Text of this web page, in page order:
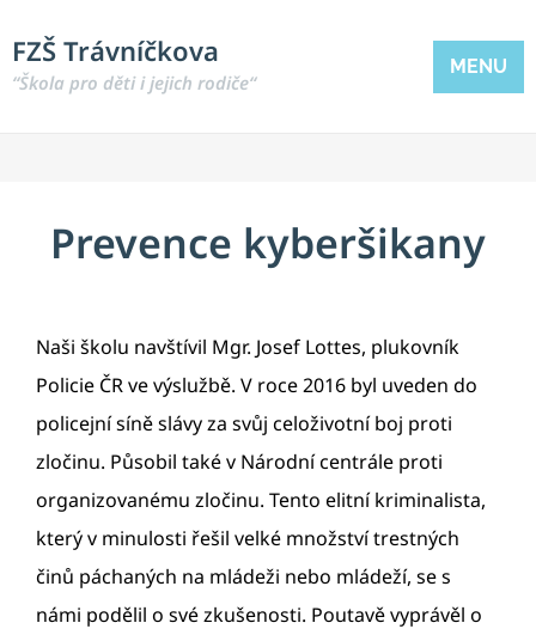
FZŠ Trávníčkova
“Škola pro děti i jejich rodiče“
MENU
Prevence kyberšikany
Naši školu navštívil Mgr. Josef Lottes, plukovník
Policie ČR ve výslužbě. V roce 2016 byl uveden do
policejní síně slávy za svůj celoživotní boj proti
zločinu. Působil také v Národní centrále proti
organizovanému zločinu. Tento elitní kriminalista,
který v minulosti řešil velké množství trestných
činů páchaných na mládeži nebo mládeží, se s
námi podělil o své zkušenosti. Poutavě vyprávěl o